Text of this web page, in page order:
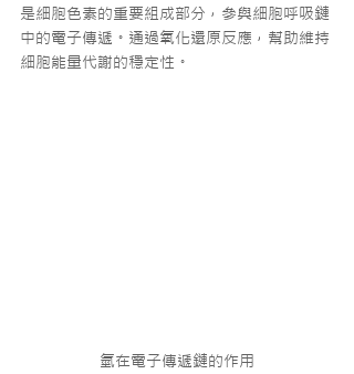
是細胞色素的重要組成部分，參與細胞呼吸鏈
中的電子傳遞。通過氧化還原反應，幫助維持
細胞能量代謝的穩定性。
氫在電子傳遞鏈的作用